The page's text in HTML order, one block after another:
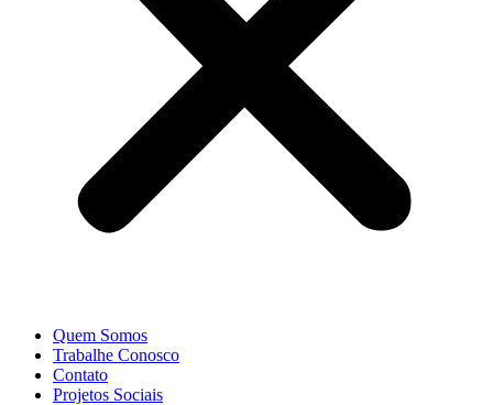
Quem Somos
Trabalhe Conosco
Contato
Projetos Sociais